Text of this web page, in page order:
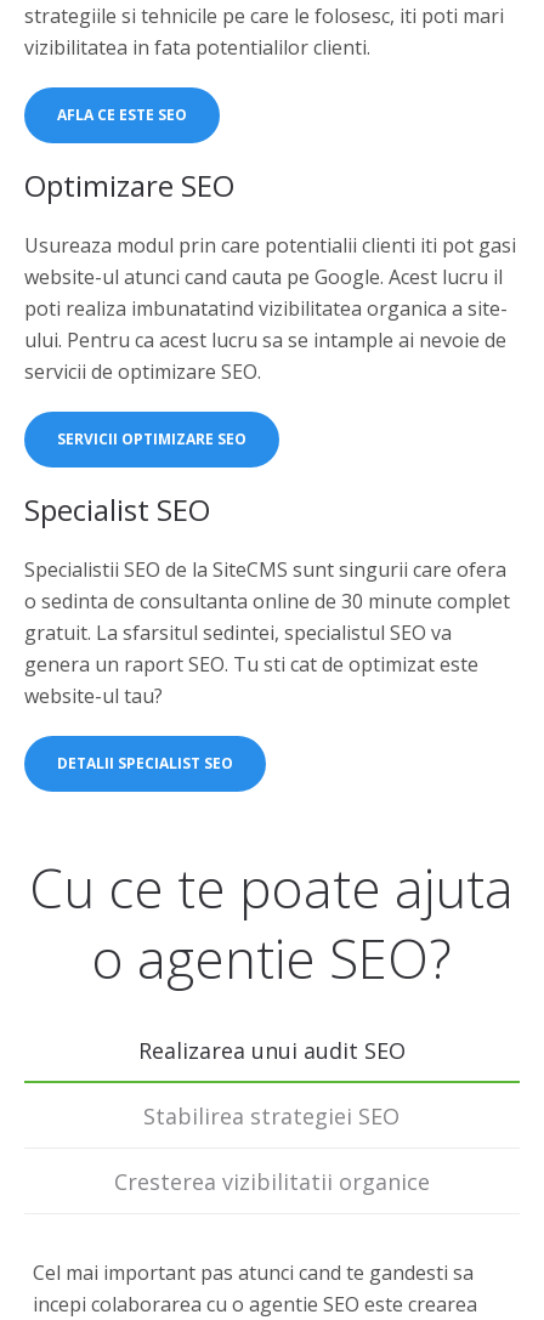
strategiile si tehnicile pe care le folosesc, iti poti mari
vizibilitatea in fata potentialilor clienti.
AFLA CE ESTE SEO
Optimizare SEO
Usureaza modul prin care potentialii clienti iti pot gasi
website-ul atunci cand cauta pe Google. Acest lucru il
poti realiza imbunatatind vizibilitatea organica a site-
ului. Pentru ca acest lucru sa se intample ai nevoie de
servicii de optimizare SEO.
SERVICII OPTIMIZARE SEO
Specialist SEO
Specialistii SEO de la SiteCMS sunt singurii care ofera
o sedinta de consultanta online de 30 minute complet
gratuit. La sfarsitul sedintei, specialistul SEO va
genera un raport SEO. Tu sti cat de optimizat este
website-ul tau?
DETALII SPECIALIST SEO
Cu ce te poate ajuta
o agentie SEO?
Realizarea unui audit SEO
Stabilirea strategiei SEO
Cresterea vizibilitatii organice
Cel mai important pas atunci cand te gandesti sa
incepi colaborarea cu o agentie SEO este crearea